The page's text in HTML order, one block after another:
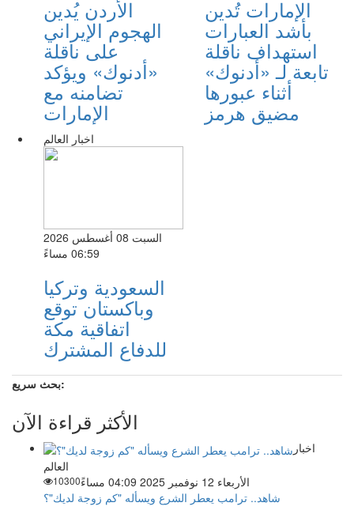
الأردن يُدين
الهجوم الإيراني
على ناقلة
«أدنوك» ويؤكد
تضامنه مع
الإمارات
الإمارات تُدين
بأشد العبارات
استهداف ناقلة
تابعة لـ «أدنوك»
أثناء عبورها
مضيق هرمز
اخبار العالم
السبت 08 أغسطس 2026
06:59 مساءً
السعودية وتركيا
وباكستان توقع
اتفاقية مكة
للدفاع المشترك
بحث سريع:
الأكثر قراءة الآن
اخبار
العالم
الأربعاء 12 نوفمبر 2025 04:09 مساءً
10300
شاهد.. ترامب يعطر الشرع ويسأله "كم زوجة لديك"؟